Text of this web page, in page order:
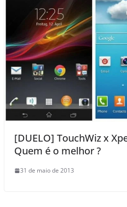
[DUELO] TouchWiz x
Quem é o melhor ?
31 de maio de 2013